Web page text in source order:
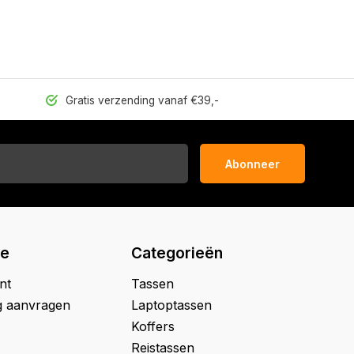
Gratis verzending vanaf €39,-
Abonneer
aanvragen
Categorieën
Tassen
Laptoptassen
Koffers
Reistassen